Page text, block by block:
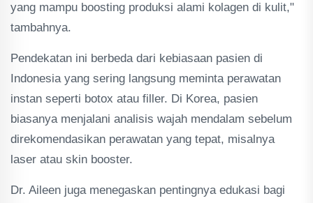
yang mampu boosting produksi alami kolagen di kulit,"
tambahnya.
Pendekatan ini berbeda dari kebiasaan pasien di
Indonesia yang sering langsung meminta perawatan
instan seperti botox atau filler. Di Korea, pasien
biasanya menjalani analisis wajah mendalam sebelum
direkomendasikan perawatan yang tepat, misalnya
laser atau skin booster.
Dr. Aileen juga menegaskan pentingnya edukasi bagi